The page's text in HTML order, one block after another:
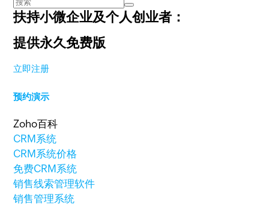
扶持小微企业及个人创业者：
提供永久免费版
立即注册
预约演示
Zoho百科
CRM系统
CRM系统价格
免费CRM系统
销售线索管理软件
销售管理系统